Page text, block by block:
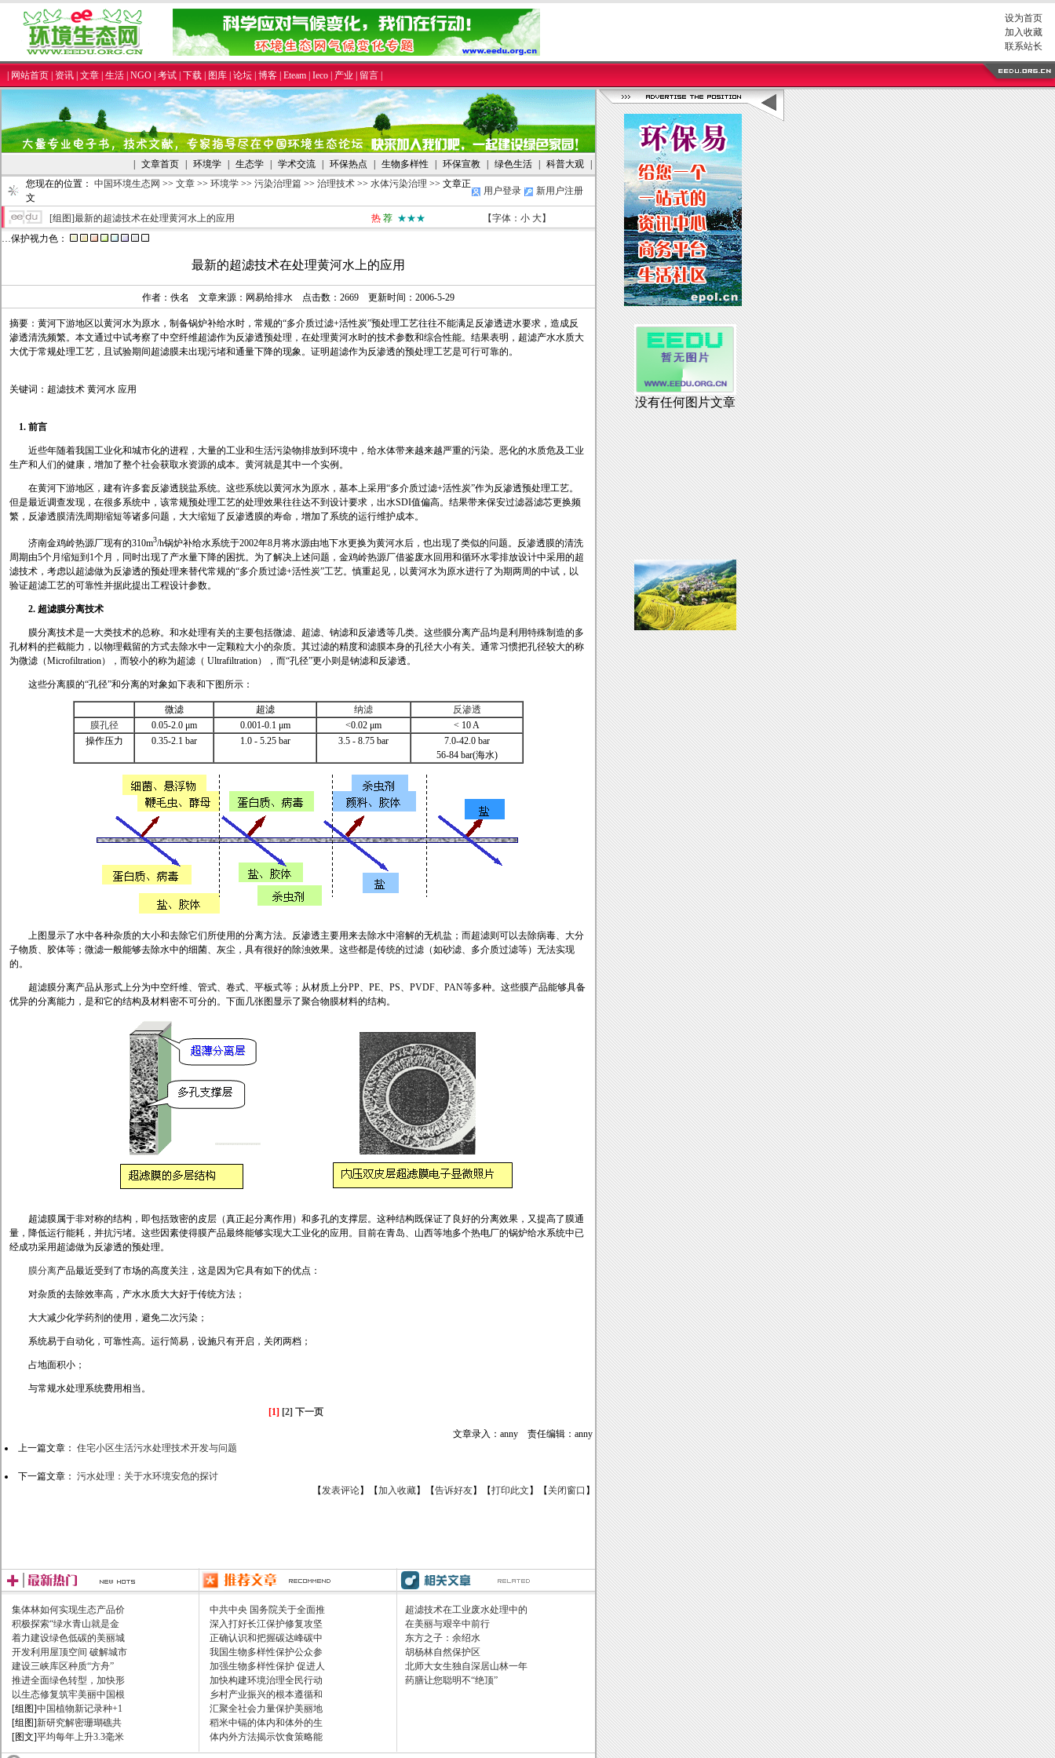
设为首页
加入收藏
联系站长
网站首页 资讯 文章 生活 NGO 考试 下载 图库 论坛 博客 Eteam Ieco 产业 留言
文章首页 环境学 生态学 学术交流 环保热点 生物多样性 环保宣教 绿色生活 科普大观
您现在的位置： 中国环境生态网 >> 文章 >> 环境学 >> 污染治理篇 >> 治理技术 >> 水体污染治理 >> 文章正
文
用户登录 新用户注册
[组图]最新的超滤技术在处理黄河水上的应用 热 荐 ★★★ 【字体： 小 大】
…保护视力色：
最新的超滤技术在处理黄河水上的应用
作者：佚名 文章来源：网易给排水 点击数： 2669 更新时间：2006-5-29
摘要：黄河下游地区以黄河水为原水，制备锅炉补给水时，常规的“多介质过滤+活性炭”预处理工艺往往不能满足反渗透进水要求，造成反
渗透清洗频繁。本文通过中试考察了中空纤维超滤作为反渗透预处理，在处理黄河水时的技术参数和综合性能。结果表明，超滤产水水质大
大优于常规处理工艺，且试验期间超滤膜未出现污堵和通量下降的现象。证明超滤作为反渗透的预处理工艺是可行可靠的。
关键词：超滤技术 黄河水 应用
1. 前言
近些年随着我国工业化和城市化的进程，大量的工业和生活污染物排放到环境中，给水体带来越来越严重的污染。恶化的水质危及工业
生产和人们的健康，增加了整个社会获取水资源的成本。黄河就是其中一个实例。
在黄河下游地区，建有许多套反渗透脱盐系统。这些系统以黄河水为原水，基本上采用“多介质过滤+活性炭”作为反渗透预处理工艺。
但是最近调查发现，在很多系统中，该常规预处理工艺的处理效果往往达不到设计要求，出水SDI值偏高。结果带来保安过滤器滤芯更换频
繁， 反渗透膜清洗周期缩短等诸多问题，大大缩短了 反渗透膜的寿命，增加了系统的运行维护成本。
济南金鸡岭热源厂现有的310m3/h锅炉补给水系统于2002年8月将水源由地下水更换为黄河水后，也出现了类似的问题。 反渗透膜的清洗
周期由5个月缩短到1个月，同时出现了产水量下降的困扰。为了解决上述问题，金鸡岭热源厂借鉴废水回用和循环水零排放设计中采用的超
滤技术，考虑以超滤做为反渗透的预处理来替代常规的“多介质过滤+活性炭”工艺。慎重起见，以黄河水为原水进行了为期两周的中试，以
验证超滤工艺的可靠性并据此提出工程设计参数。
2. 超滤膜分离技术
膜分离技术是一大类技术的总称。和水处理有关的主要包括微滤、超滤、钠滤和反渗透等几类。这些膜分离产品均是利用特殊制造的多
孔材料的拦截能力，以物理截留的方式去除水中一定颗粒大小的杂质。其过滤的精度和滤膜本身的孔径大小有关。通常习惯把孔径较大的称
为微滤（Microfiltration），而较小的称为超滤（ Ultrafiltration），而“孔径”更小则是钠滤和反渗透。
这些分离膜的“孔径”和分离的对象如下表和下图所示：
微滤 超滤 纳滤
反渗透
膜孔径
0.05-2.0 μm 0.001-0.1 μm <0.02 μm
< 10 A
操作压力
0.35-2.1 bar 1.0 - 5.25 bar 3.5 - 8.75 bar
7.0-42.0 bar
56-84 bar(海水)
上图显示了水中各种杂质的大小和去除它们所使用的分离方法。反渗透主要用来去除水中溶解的无机盐；而超滤则可以去除病毒、大分
子物质、胶体等；微滤一般能够去除水中的细菌、灰尘，具有很好的除浊效果。这些都是传统的过滤（如砂滤、多介质过滤等）无法实现
的。
超滤膜分离产品从形式上分为中空纤维、管式、卷式、平板式等；从材质上分PP、PE、PS、PVDF、PAN等多种。这些膜产品能够具备
优异的分离能力，是和它的结构及材料密不可分的。下面几张图显示了聚合物膜材料的结构。
超滤膜属于非对称的结构，即包括致密的皮层（真正起分离作用）和多孔的支撑层。这种结构既保证了良好的分离效果，又提高了膜通
量，降低运行能耗，并抗污堵。这些因素使得膜产品最终能够实现大工业化的应用。目前在青岛、山西等地多个热电厂的锅炉给水系统中已
经成功采用超滤做为反渗透的预处理。
膜分离产品最近受到了市场的高度关注，这是因为它具有如下的优点：
对杂质的去除效率高，产水水质大大好于传统方法；
大大减少化学药剂的使用，避免二次污染；
系统易于自动化，可靠性高。运行简易，设施只有开启，关闭两档；
占地面积小；
与常规水处理系统费用相当。
[1] [2] 下一页
文章录入：anny 责任编辑：anny
上一篇文章： 住宅小区生活污水处理技术开发与问题
下一篇文章： 污水处理：关于水环境安危的探讨
【发表评论】【加入收藏】【告诉好友】【打印此文 】【 关闭窗口 】
集体林如何实现生态产品价
积极探索“绿水青山就是金
着力建设绿色低碳的美丽城
开发利用屋顶空间 破解城市
建设三峡库区种质“方舟”
推进全面绿色转型，加快形
以生态修复筑牢美丽中国根
[组图]中国植物新记录种+1
[组图]新研究解密珊瑚礁共
[图文]平均每年上升3.3毫米
中共中央 国务院关于全面推
深入打好长江保护修复攻坚
正确认识和把握碳达峰碳中
我国生物多样性保护公众参
加强生物多样性保护 促进人
加快构建环境治理全民行动
乡村产业振兴的根本遵循和
汇聚全社会力量保护美丽地
稻米中镉的体内和体外的生
体内外方法揭示饮食策略能
超滤技术在工业废水处理中的
在美丽与艰辛中前行
东方之子：余绍水
胡杨林自然保护区
北师大女生独自深居山林一年
药膳让您聪明不“绝顶”